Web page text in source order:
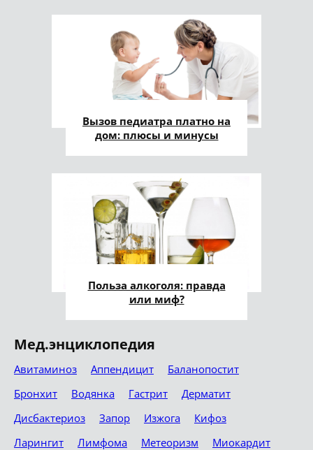
Вызов педиатра платно на
дом: плюсы и минусы
Польза алкоголя: правда
или миф?
Мед.энциклопедия
Авитаминоз Аппендицит
Баланопостит
Бронхит
Водянка Гастрит
Дерматит
Дисбактериоз
Запор Изжога
Кифоз
Ларингит
Лимфома Метеоризм
Миокардит